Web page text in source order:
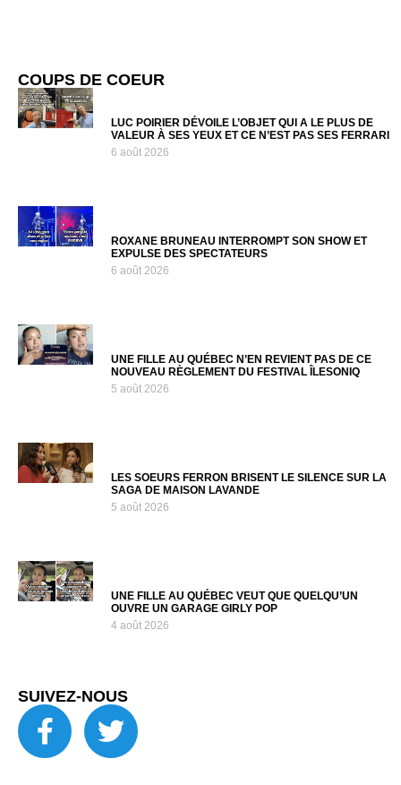
COUPS DE COEUR
LUC POIRIER DÉVOILE L’OBJET QUI A LE PLUS DE
VALEUR À SES YEUX ET CE N’EST PAS SES FERRARI
6 août 2026
ROXANE BRUNEAU INTERROMPT SON SHOW ET
EXPULSE DES SPECTATEURS
6 août 2026
UNE FILLE AU QUÉBEC N’EN REVIENT PAS DE CE
NOUVEAU RÈGLEMENT DU FESTIVAL ÎLESONIQ
5 août 2026
LES SOEURS FERRON BRISENT LE SILENCE SUR LA
SAGA DE MAISON LAVANDE
5 août 2026
UNE FILLE AU QUÉBEC VEUT QUE QUELQU’UN
OUVRE UN GARAGE GIRLY POP
4 août 2026
SUIVEZ-NOUS